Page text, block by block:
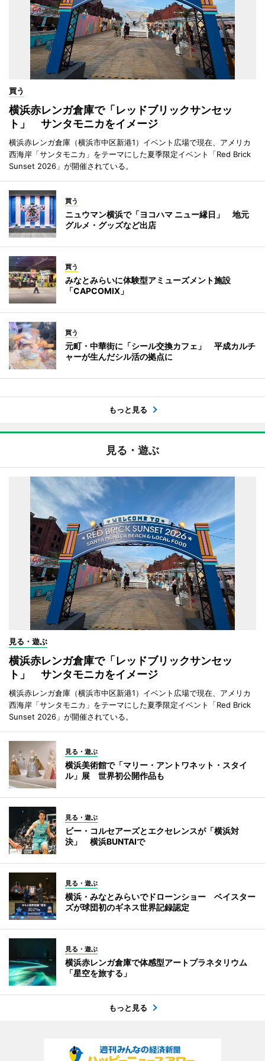
買う
横浜赤レンガ倉庫で「レッドブリックサンセッ
ト」 サンタモニカをイメージ
横浜赤レンガ倉庫（横浜市中区新港1）イベント広場で現在、アメリカ
西海岸「サンタモニカ」をテーマにした夏季限定イベント「Red Brick
Sunset 2026」が開催されている。
買う
ニュウマン横浜で「ヨコハマ ニュー縁日」 地元
グルメ・グッズなど出店
買う
みなとみらいに体験型アミューズメント施設
「CAPCOMIX」
買う
元町・中華街に「シール交換カフェ」 平成カルチ
ャーが生んだシル活の拠点に
もっと見る
見る・遊ぶ
見る・遊ぶ
横浜赤レンガ倉庫で「レッドブリックサンセッ
ト」 サンタモニカをイメージ
横浜赤レンガ倉庫（横浜市中区新港1）イベント広場で現在、アメリカ
西海岸「サンタモニカ」をテーマにした夏季限定イベント「Red Brick
Sunset 2026」が開催されている。
見る・遊ぶ
横浜美術館で「マリー・アントワネット・スタイ
ル」展 世界初公開作品も
見る・遊ぶ
ビー・コルセアーズとエクセレンスが「横浜対
決」 横浜BUNTAIで
見る・遊ぶ
横浜・みなとみらいでドローンショー ベイスター
ズが球団初のギネス世界記録認定
見る・遊ぶ
横浜赤レンガ倉庫で体感型アートプラネタリウム
「星空を旅する」
もっと見る